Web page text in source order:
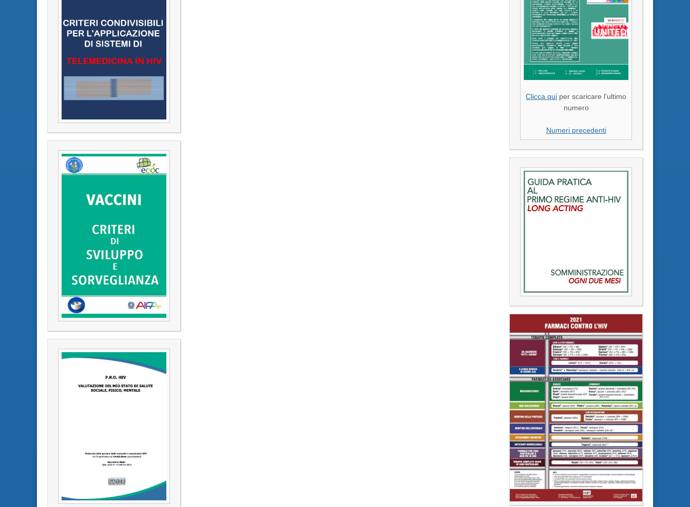
Clicca qui per scaricare l'ultimo
numero
Numeri precedenti